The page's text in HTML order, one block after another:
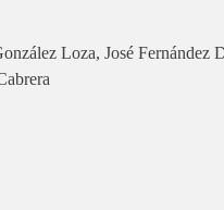
Loza, José Fernández